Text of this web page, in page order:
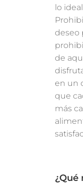
lo
deseo
de
en un
que
más
¿Qué